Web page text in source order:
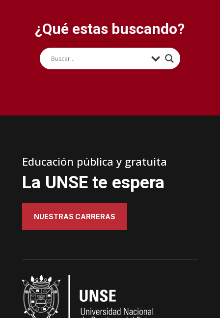
¿Qué estas buscando?
Educación pública y gratuita
La UNSE te espera
NUESTRAS CARRERAS